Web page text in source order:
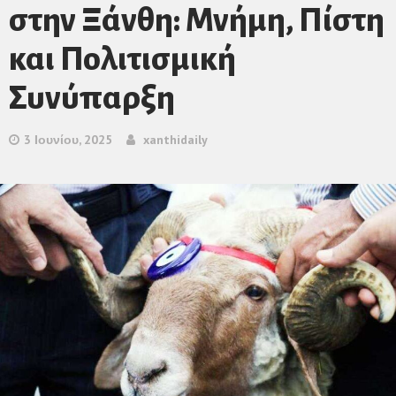
στην Ξάνθη: Μνήμη, Πίστη
και Πολιτισμική
Συνύπαρξη
3 Ιουνίου, 2025 xanthidaily